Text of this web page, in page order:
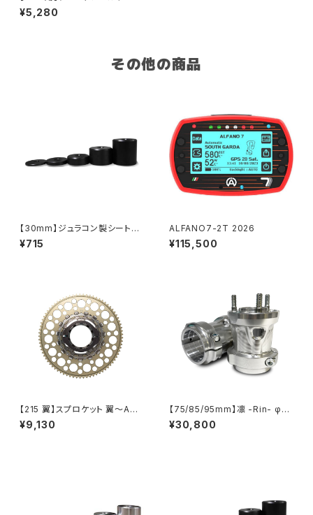
八角タイプ
¥5,280
その他の商品
【30mm】ジュラコン製シートカ
ラー
¥715
ALFANO7-2T 2026
¥115,500
【215 翼】スプロケット 翼～AKI
RA～
¥9,130
【75/85/95mm】凛 -Rin- φ50
用
¥30,800